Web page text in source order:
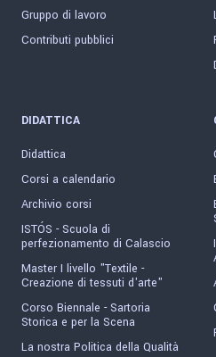
Gruppo di lavoro
Contributi pubblici
DIDATTICA
Didattica
Corsi a calendario
Archivio corsi
ISTÓS - Scuola di
perfezionamento di Calascio
Master I livello "Textile -
Creazione di tessuti d'arte"
Corso Biennale - Sartoria
Storica e per la Scena
La nostra Politica della Qualità